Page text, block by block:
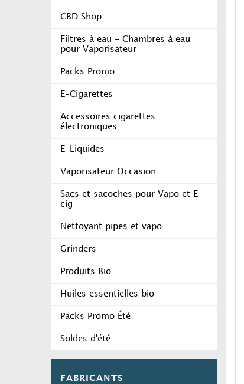
CBD Shop
Filtres à eau - Chambres à eau
pour Vaporisateur
Packs Promo
E-Cigarettes
Accessoires cigarettes
électroniques
E-Liquides
Vaporisateur Occasion
Sacs et sacoches pour Vapo et E-
cig
Nettoyant pipes et vapo
Grinders
Produits Bio
Huiles essentielles bio
Packs Promo Été
Soldes d'été
FABRICANTS